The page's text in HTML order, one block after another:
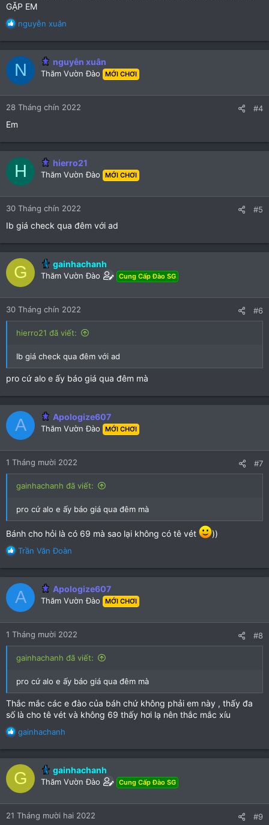
GẶP EM
R
a
c
t
o
n
s
nguyễn xuân
N nguyễn xuân
Thăm Vườn Đào MỚI CHƠI
28 Tháng chín 2022 #4
Em
H hierro21
Thăm Vườn Đào MỚI CHƠI
30 Tháng chín 2022 #5
Ib giá check qua đêm với ad
G gainhachanh
Thăm Vườn Đào Cung Cấp Đào SG
30 Tháng chín 2022 #6
hierro21 đã viết:
Ib giá check qua đêm với ad
pro cứ alo e ấy báo giá qua đêm mà
A Apologize607
Thăm Vườn Đào MỚI CHƠI
1 Tháng mười 2022 #7
gainhachanh đã viết:
pro cứ alo e ấy báo giá qua đêm mà
Bánh cho hỏi là có 69 mà sao lại không có tê vét ))
R
a
c
t
i
o
n
s
:
Trần Văn Đoàn
A Apologize607
Thăm Vườn Đào MỚI CHƠI
1 Tháng mười 2022 #8
gainhachanh đã viết:
pro cứ alo e ấy báo giá qua đêm mà
Thắc mắc các e đào của báh chứ không phải em này , thấy đa
số là cho tê vét và không 69 thấy hơi lạ nên thắc mắc xíu
R
a
c
t
i
o
n
s
gainhachanh
G gainhachanh
Thăm Vườn Đào Cung Cấp Đào SG
21 Tháng mười hai 2022 #9